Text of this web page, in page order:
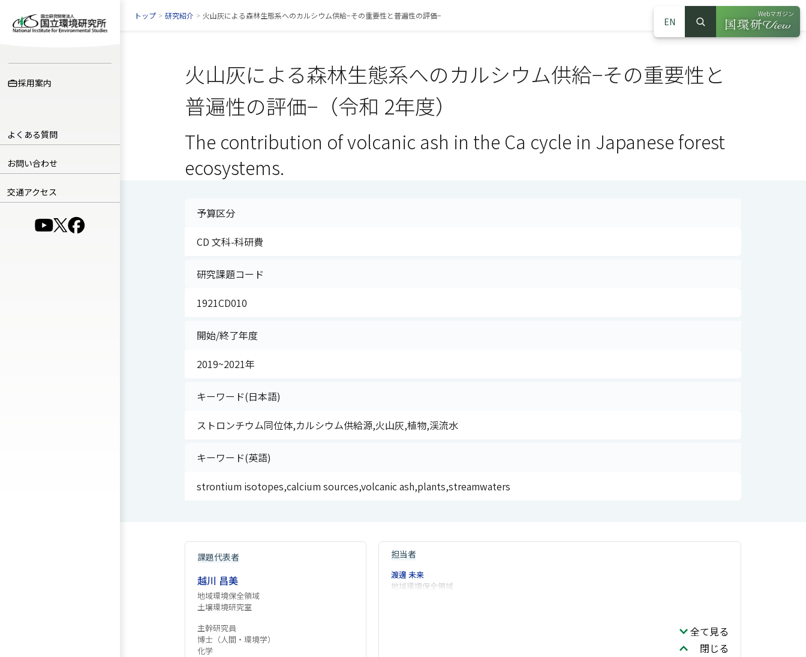
採用案内
よくある質問
お問い合わせ
交通アクセス
（別ウインドウで開きます）
（別ウインドウで開きます）
（別ウインドウで開きます）
EN
サイト内検索
検索
Webマガジン
（別ウインドウ
トップ > 研究紹介 > 火山灰による森林生態系へのカルシウム供給−その重要性と普遍性の評価−
火山灰による森林生態系へのカルシウム供給−その重要性と
普遍性の評価−（令和 2年度）
The contribution of volcanic ash in the Ca cycle in Japanese forest
ecosystems.
予算区分
CD 文科-科研費
研究課題コード
1921CD010
開始/終了年度
2019~2021年
キーワード(日本語)
ストロンチウム同位体,カルシウム供給源,火山灰,植物,渓流水
キーワード(英語)
strontium isotopes,calcium sources,volcanic ash,plants,streamwaters
課題代表者
越川 昌美
地域環境保全領域
土壌環境研究室
主幹研究員
博士（人間・環境学）
化学
担当者
渡邊 未来
地域環境保全領域
全て見る
閉じる